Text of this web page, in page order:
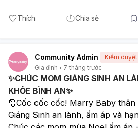
Thích Chia sẻ
Community Admin
Kiểm
Gia đình
7 tháng trước
✨CHÚC MOM GIÁNG SINH AN
KHỎE BÌNH AN✨
🎅Cốc cốc cốc! Marry Baby